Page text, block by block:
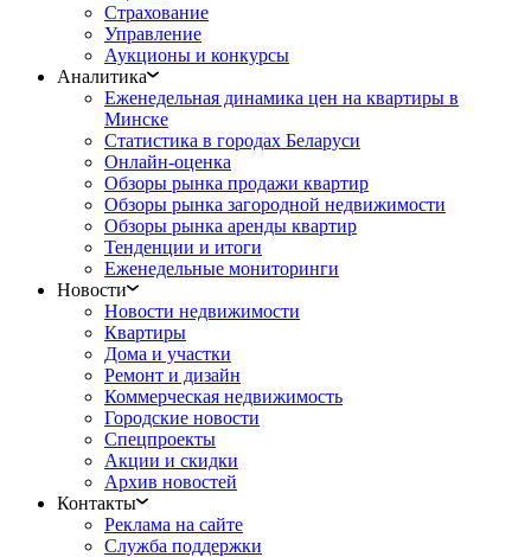
Страхование
Управление
Аукционы и конкурсы
Аналитика
Еженедельная динамика цен на квартиры в
Минске
Статистика в городах Беларуси
Онлайн-оценка
Обзоры рынка продажи квартир
Обзоры рынка загородной недвижимости
Обзоры рынка аренды квартир
Тенденции и итоги
Еженедельные мониторинги
Новости
Новости недвижимости
Квартиры
Дома и участки
Ремонт и дизайн
Коммерческая недвижимость
Городские новости
Спецпроекты
Акции и скидки
Архив новостей
Контакты
Реклама на сайте
Служба поддержки